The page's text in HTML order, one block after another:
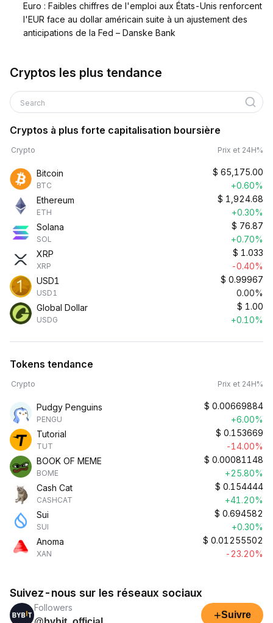
Euro : Faibles chiffres de l'emploi aux États-Unis renforcent
l'EUR face au dollar américain suite à un ajustement des
anticipations de la Fed – Danske Bank
Cryptos les plus tendance
Search
Cryptos à plus forte capitalisation boursière
Crypto Prix et 24H%
Bitcoin
BTC
$ 65,175.00
+0.60%
Ethereum
ETH
$ 1,924.68
+0.30%
Solana
SOL
$ 76.87
+0.70%
XRP
XRP
$ 1.033
-0.40%
USD1
USD1
$ 0.99967
0.00%
Global Dollar
USDG
$ 1.00
+0.10%
Tokens tendance
Crypto Prix et 24H%
Pudgy Penguins
PENGU
$ 0.00669884
+6.00%
Tutorial
TUT
$ 0.153669
-14.00%
BOOK OF MEME
BOME
$ 0.00081148
+25.80%
Cash Cat
CASHCAT
$ 0.154444
+41.20%
Sui
SUI
$ 0.694582
+0.30%
Anoma
XAN
$ 0.01255502
-23.20%
Suivez-nous sur les réseaux sociaux
Followers
+Suivre